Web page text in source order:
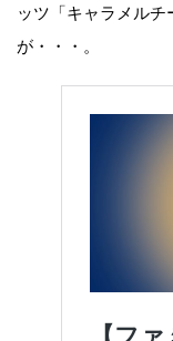
ッツ「キャラメル
が・・・。